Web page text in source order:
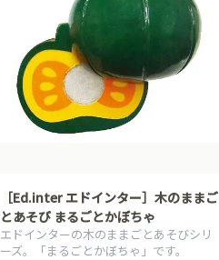
［Ed.inter エドインター］木のままご
とあそび まるごとかぼちゃ
エドインターの木のままごとあそびシリ
ーズ。「まるごとかぼちゃ」です。